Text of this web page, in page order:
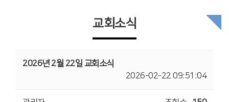
교회소식
2026년 2월 22일 교회소식
2026-02-22 09:51:04